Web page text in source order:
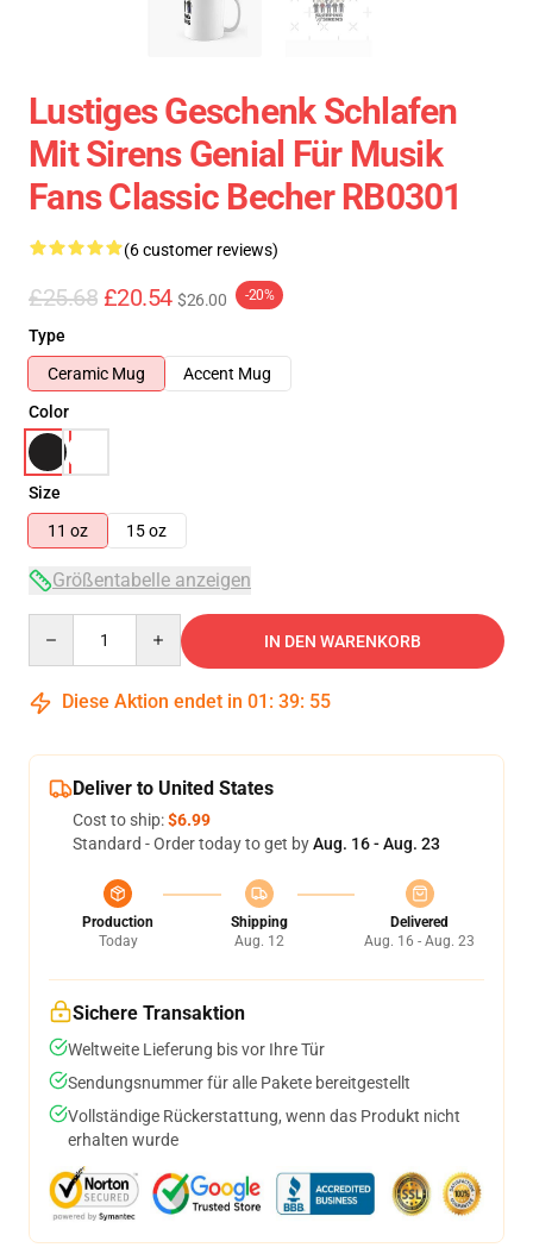
Lustiges Geschenk Schlafen
Mit Sirens Genial Für Musik
Fans Classic Becher RB0301
(6 customer reviews)
£25.68 £20.54 $26.00 -20%
Type
Ceramic Mug
Accent Mug
Color
Size
11 oz
15 oz
Größentabelle anzeigen
IN DEN WARENKORB
Diese Aktion endet in 01 : 39: 54
Deliver to United States
Cost to ship:$6.99
Standard - Order today to get byAug. 16 - Aug. 23
Production
Today
Shipping
Aug. 12
Delivered
Aug. 16 - Aug. 23
Sichere Transaktion
Weltweite Lieferung bis vor Ihre Tür
Sendungsnummer für alle Pakete bereitgestellt
Vollständige Rückerstattung, wenn das Produkt nicht
erhalten wurde